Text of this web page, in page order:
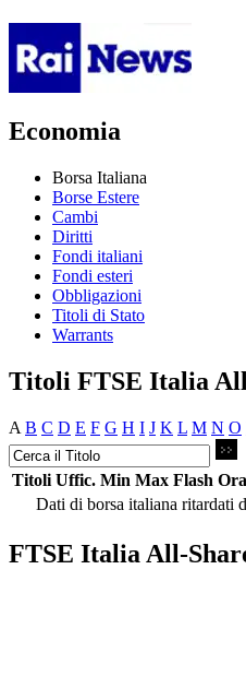
Economia
Borsa Italiana
Borse Estere
Cambi
Diritti
Fondi italiani
Fondi esteri
Obbligazioni
Titoli di Stato
Warrants
Titoli FTSE Italia
A B C D E F G H I J K L M N O
Titoli Uffic. Min Max Flash
Dati di borsa italiana ritardati
FTSE Italia All-